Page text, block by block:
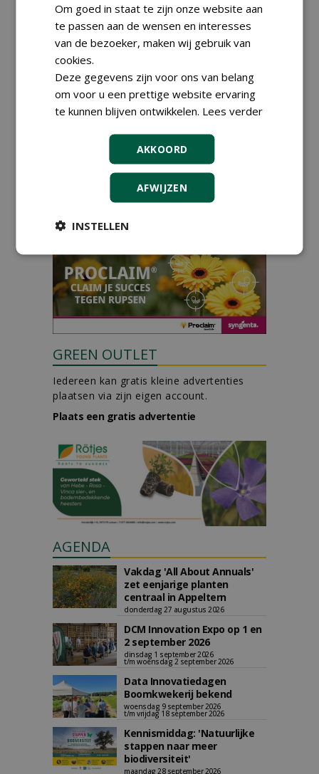
magazijnmedewerker
(fulltime) bij DSV zaden
Nederland B.V.
06-08-2026, Ven Zelderheide
Boomtotaalzorg32-40 uur
30-07-2026, Schalkwijk
Boominspecteur bij
30-07-2026, Schalkwijk
Hoofdgreenkeeper (m/v)
Golfbaan KralingenOosthoek
groepRotterdam
30-07-2026
meer Groene Banen
GREEN OUTLET
Iedereen kan gratis kleine advertenties
plaatsen via zijn eigen account.
Plaats een gratis advertentie
AGENDA
Vakdag 'All About Annuals'
zet eenjarige planten
centraal in Appeltern
donderdag 27 augustus 2026
DCM Innovation Expo op 1 en
2 september 2026
dinsdag 1 september 2026
t/m woensdag 2 september 2026
Data Innovatiedagen
Boomkwekerij bekend
woensdag 9 september 2026
t/m vrijdag 18 september 2026
Kennismiddag: 'Natuurlijke
stappen naar meer
biodiversiteit'
maandag 28 september 2026
Om goed in staat te zijn onze website aan
te passen aan de wensen en interesses
van de bezoeker, maken wij gebruik van
cookies.
Deze gegevens zijn voor ons van belang
om voor u een prettige website ervaring
te kunnen blijven ontwikkelen. Lees verder
AKKOORD
AFWIJZEN
INSTELLEN